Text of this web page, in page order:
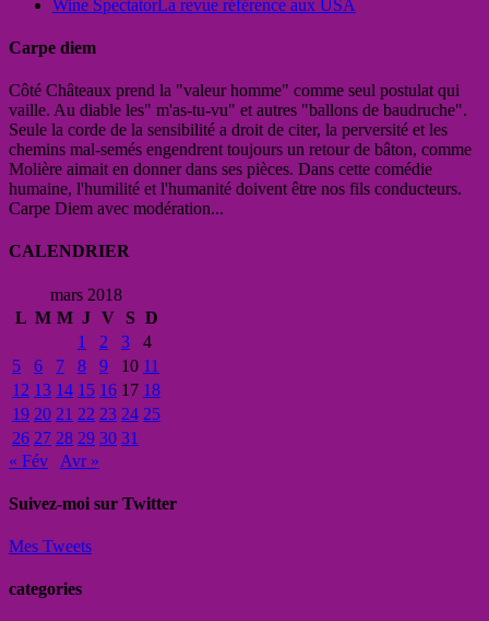
Wine SpectatorLa revue référence aux USA
Carpe diem
Côté Châteaux prend la "valeur homme" comme seul postulat qui
vaille. Au diable les" m'as-tu-vu" et autres "ballons de baudruche".
Seule la corde de la sensibilité a droit de citer, la perversité et les
chemins mal-semés engendrent toujours un retour de bâton, comme
Molière aimait en donner dans ses pièces. Dans cette comédie
humaine, l'humilité et l'humanité doivent être nos fils conducteurs.
Carpe Diem avec modération...
CALENDRIER
mars 2018
L M M J V S D
1
2 3
4
5
6 7 8 9 10 11
12 13 14 15 16 17 18
19 20 21 22 23 24 25
26 27 28 29 30 31
« Fév
Avr »
Suivez-moi sur Twitter
Mes Tweets
categories